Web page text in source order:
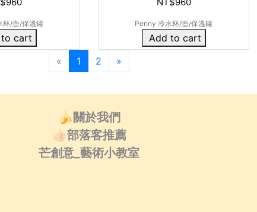
杯/壺/保溫罐
cart
Penny 冷水杯/壺/保溫罐
Add to cart
«
1 2 »
🍌關於我們
👍🏻部落客推薦
芒創意_藝術小教室